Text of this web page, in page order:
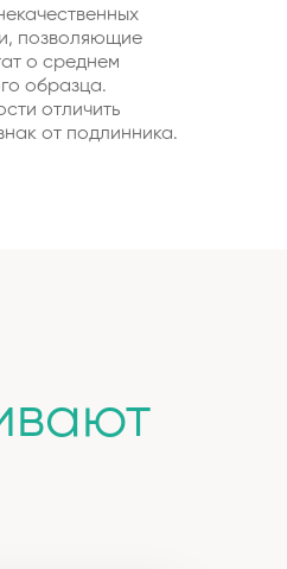
позволяющие
о среднем
образца.
отличить
от подлинника.